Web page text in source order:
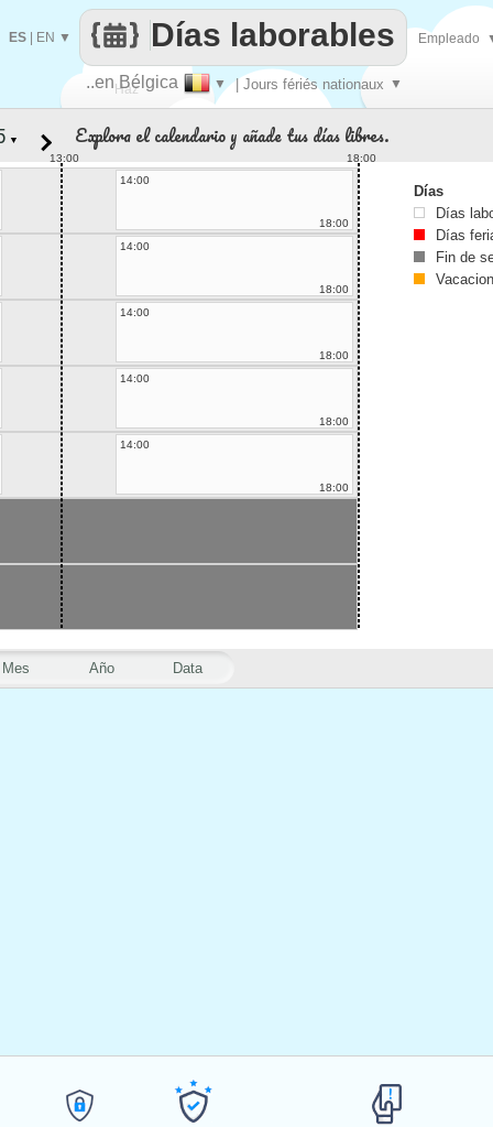
Haz
..en Bélgica ▼ | Jours fériés nationaux ▼
Días laborables
ES EN ▼ Empleado
Mes Año Data
▼ Explora el calendario y añade tus días libres.
13:00
18:00
14:00
18:00
14:00
18:00
14:00
18:00
14:00
18:00
14:00
18:00
Días
Días
Días
Fin de